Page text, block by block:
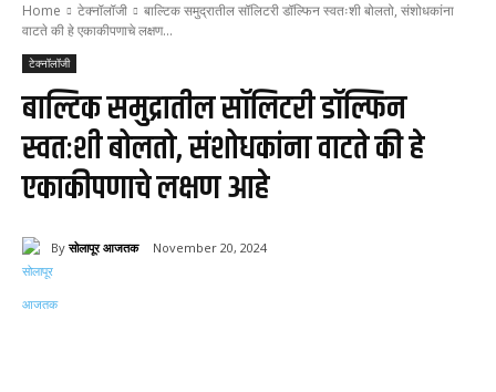
आजतक
Home टेक्नॉलॉजी
बाल्टिक समुद्रातील सॉलिटरी डॉल्फिन स्वतःशी बोलतो, संशोधकांना
वाटते की हे एकाकीपणाचे लक्षण...
टेक्नॉलॉजी
बाल्टिक समुद्रातील सॉलिटरी डॉल्फिन
स्वतःशी बोलतो, संशोधकांना वाटते की हे
एकाकीपणाचे लक्षण आहे
By सोलापूर आजतक November 20, 2024